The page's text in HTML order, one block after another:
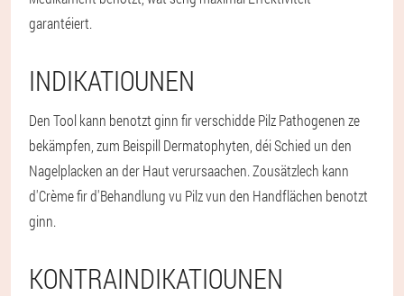
garantéiert.
INDIKATIOUNEN
Den Tool kann benotzt ginn fir verschidde Pilz Pathogenen ze
bekämpfen, zum Beispill Dermatophyten, déi Schied un den
Nagelplacken an der Haut verursaachen. Zousätzlech kann
d'Crème fir d'Behandlung vu Pilz vun den Handflächen benotzt
ginn.
KONTRAINDIKATIOUNEN